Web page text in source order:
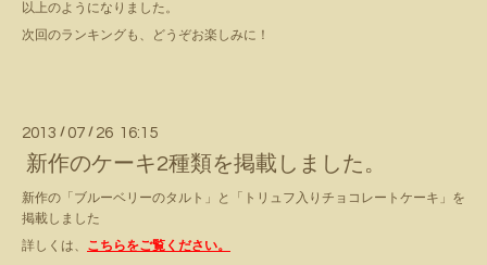
以上のようになりました。
次回のランキングも、どうぞお楽しみに！
2013 / 07 / 26 16:15
新作のケーキ2種類を掲載しました。
新作の「ブルーベリーのタルト」と「トリュフ入りチョコレートケーキ」を
掲載しました
詳しくは、 こちらをご覧ください。